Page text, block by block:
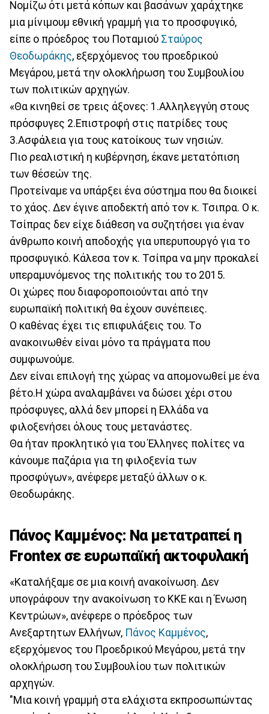
Nομίζω ότι μετά κόπων και βασάνων χαράχτηκε
μια μίνιμουμ εθνική γραμμή για το προσφυγικό,
είπε ο πρόεδρος του Ποταμιού Σταύρος
Θεοδωράκης, εξερχόμενος του προεδρικού
Μεγάρου, μετά την ολοκλήρωση του Συμβουλίου
των πολιτικών αρχηγών.
«Θα κινηθεί σε τρεις άξονες: 1.Αλληλεγγύη στους
πρόσφυγες 2.Επιστροφή στις πατρίδες τους
3.Ασφάλεια για τους κατοίκους των νησιών.
Πιο ρεαλιστική η κυβέρνηση, έκανε μετατόπιση
των θέσεών της.
Προτείναμε να υπάρξει ένα σύστημα που θα διοικεί
το χάος. Δεν έγινε αποδεκτή από τον κ. Τσιπρα. Ο κ.
Τσίπρας δεν είχε διάθεση να συζητήσει για έναν
άνθρωπο κοινή αποδοχής για υπερυπουργό για το
προσφυγικό. Κάλεσα τον κ. Τσίπρα να μην προκαλεί
υπεραμυνόμενος της πολιτικής του το 2015.
Οι χώρες που διαφοροποιούνται από την
ευρωπαϊκή πολιτική θα έχουν συνέπειες.
Ο καθένας έχει τις επιφυλάξεις του. Το
ανακοινωθέν είναι μόνο τα πράγματα που
συμφωνούμε.
Δεν είναι επιλογή της χώρας να απομονωθεί με ένα
βέτο.Η χώρα αναλαμβάνει να δώσει χέρι στου
πρόσφυγες, αλλά δεν μπορεί η Ελλάδα να
φιλοξενήσει όλους τους μετανάστες.
Θα ήταν προκλητικό για του Έλληνες πολίτες να
κάνουμε παζάρια για τη φιλοξενία των
προσφύγων», ανέφερε μεταξύ άλλων ο κ.
Θεοδωράκης.
Πάνος Καμμένος: Να μετατραπεί η
Frontex σε ευρωπαϊκή ακτοφυλακή
«Καταλήξαμε σε μια κοινή ανακοίνωση. Δεν
υπογράφουν την ανακοίνωση το ΚΚΕ και η Ένωση
Κεντρώων», ανέφερε ο πρόεδρος των
Ανεξαρτητων Ελλήνων, Πάνος Καμμένος,
εξερχόμενος του Προεδρικού Μεγάρου, μετά την
ολοκλήρωση του Συμβουλίου των πολιτικών
αρχηγών.
"Μια κοινή γραμμή στα ελάχιστα εκπροσωπώντας